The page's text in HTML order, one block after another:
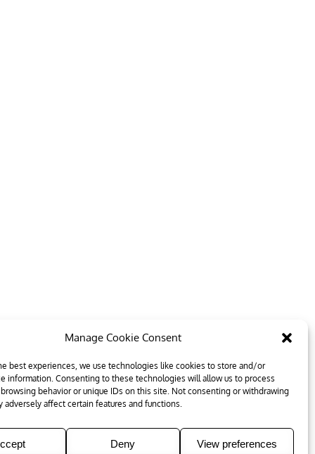
Manage Cookie Consent
best experiences, we use technologies like cookies to store and/or
information. Consenting to these technologies will allow us to process
browsing behavior or unique IDs on this site. Not consenting or withdrawing
adversely affect certain features and functions.
Deny View preferences